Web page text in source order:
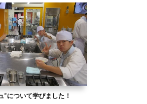
”について学びました！